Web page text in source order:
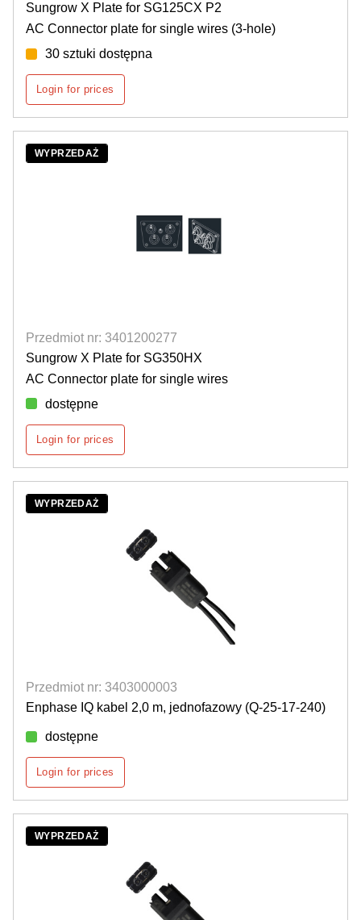
Sungrow X Plate for SG125CX P2
AC Connector plate for single wires (3-hole)
30 sztuki dostępna
Login for prices
WYPRZEDAŻ
Przedmiot nr: 3401200277
Sungrow X Plate for SG350HX
AC Connector plate for single wires
dostępne
Login for prices
WYPRZEDAŻ
Przedmiot nr: 3403000003
Enphase IQ kabel 2,0 m, jednofazowy (Q-25-17-240)
dostępne
Login for prices
WYPRZEDAŻ